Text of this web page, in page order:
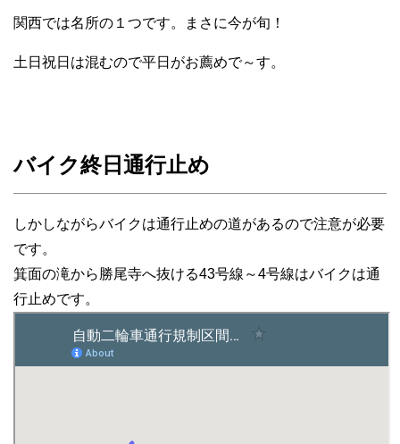
関西では名所の１つです。まさに今が旬！
土日祝日は混むので平日がお薦めで～す。
バイク終日通行止め
しかしながらバイクは通行止めの道があるので注意が必要
です。
箕面の滝から勝尾寺へ抜ける43号線～4号線はバイクは通
行止めです。